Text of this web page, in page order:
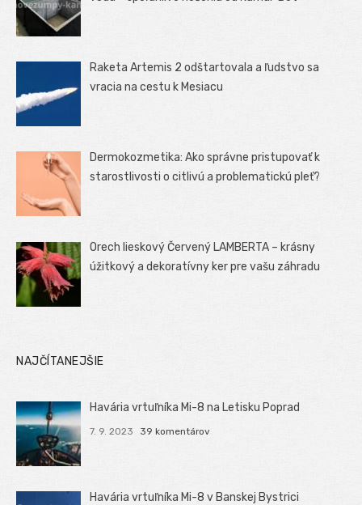
Raketa Artemis 2 odštartovala a ľudstvo sa
vracia na cestu k Mesiacu
Dermokozmetika: Ako správne pristupovať k
starostlivosti o citlivú a problematickú pleť?
Orech lieskový Červený LAMBERTA – krásny
úžitkový a dekoratívny ker pre vašu záhradu
NAJČÍTANEJŠIE
Havária vrtuľníka Mi-8 na Letisku Poprad
7. 9. 2023 39 komentárov
Havária vrtuľníka Mi-8 v Banskej Bystrici